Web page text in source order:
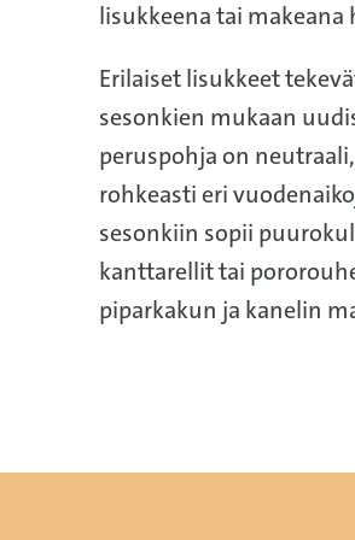
lisukkeena tai
Erilaiset lisukkeet
sesonkien mukaan
peruspohja on
rohkeasti eri
sesonkiin sopii
kanttarellit tai
piparkakun ja kanelin